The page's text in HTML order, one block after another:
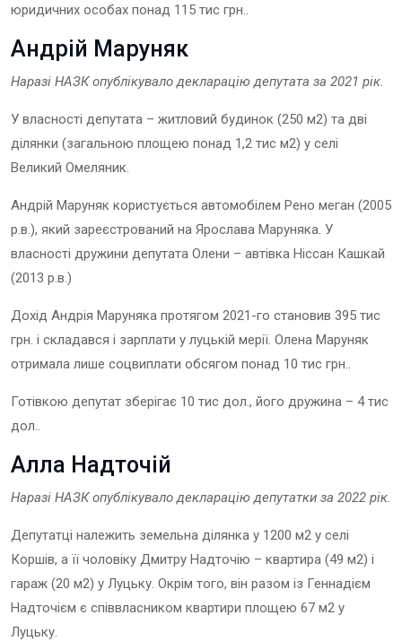
юридичних особах понад 115 тис грн..
Андрій Маруняк
Наразі НАЗК опублікувало декларацію депутата за 2021 рік.
У власності депутата – житловий будинок (250 м2) та дві
ділянки (загальною площею понад 1,2 тис м2) у селі
Великий Омеляник.
Андрій Маруняк користується автомобілем Рено меган (2005
р.в.), який зареєстрований на Ярослава Маруняка. У
власності дружини депутата Олени – автівка Ніссан Кашкай
(2013 р.в.)
Дохід Андрія Маруняка протягом 2021-го становив 395 тис
грн. і складався і зарплати у луцькій мерії. Олена Маруняк
отримала лише соцвиплати обсягом понад 10 тис грн..
Готівкою депутат зберігає 10 тис дол., його дружина – 4 тис
дол..
Алла Надточій
Наразі НАЗК опублікувало декларацію депутатки за 2022 рік.
Депутатці належить земельна ділянка у 1200 м2 у селі
Коршів, а її чоловіку Дмитру Надточію – квартира (49 м2) і
гараж (20 м2) у Луцьку. Окрім того, він разом із Геннадієм
Надточієм є співвласником квартири площею 67 м2 у
Луцьку.